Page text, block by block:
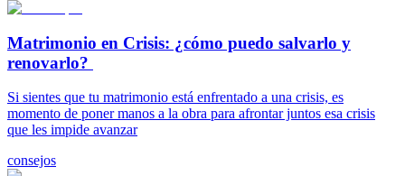
Matrimonio en Crisis: ¿cómo puedo salvarlo y
renovarlo?
Si sientes que tu matrimonio está enfrentado a una crisis, es
momento de poner manos a la obra para afrontar juntos esa crisis
que les impide avanzar
consejos